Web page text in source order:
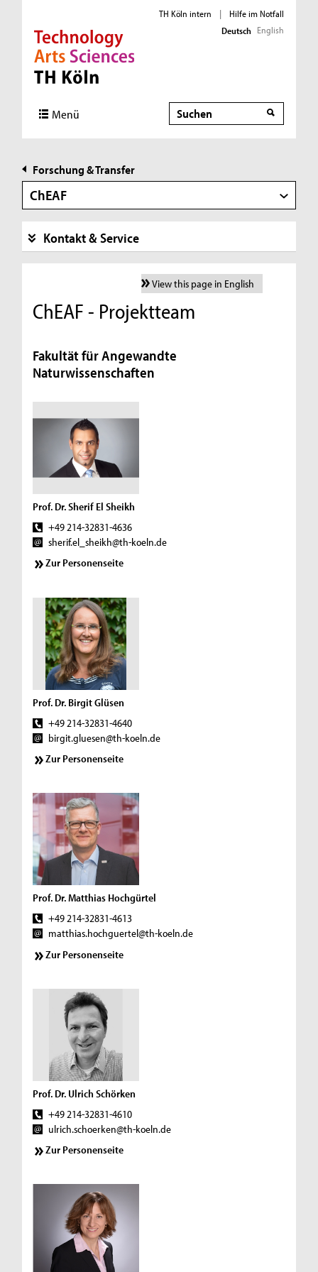
Direkt zur Hauptnavigation
Direkt zur Subnavigation
Direkt zum Inhalt
Direkt zum Fußbereich
TH Köln intern |
Hilfe im Notfall
Deutsch English
Menü Suche
Suche
Forschung & Transfer
ChEAF
Kontakt & Service
View this page in English
ChEAF - Projektteam
Fakultät für Angewandte
Naturwissenschaften
Prof. Dr. Sherif El Sheikh
+49 214-32831-4636
sherif.el_sheikh@th-koeln.de
Zur Personenseite
Prof. Dr. Birgit Glüsen
+49 214-32831-4640
birgit.gluesen@th-koeln.de
Zur Personenseite
Prof. Dr. Matthias Hochgürtel
+49 214-32831-4613
matthias.hochguertel@th-koeln.de
Zur Personenseite
Prof. Dr. Ulrich Schörken
+49 214-32831-4610
ulrich.schoerken@th-koeln.de
Zur Personenseite